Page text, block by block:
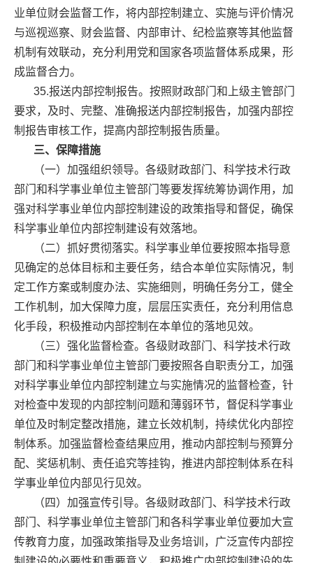
业单位财会监督工作，将内部控制建立、实施与评价情况
与巡视巡察、财会监督、内部审计、纪检监察等其他监督
机制有效联动，充分利用党和国家各项监督体系成果，形
成监督合力。
35.报送内部控制报告。按照财政部门和上级主管部门
要求，及时、完整、准确报送内部控制报告，加强内部控
制报告审核工作，提高内部控制报告质量。
三、保障措施
（一）加强组织领导。各级财政部门、科学技术行政
部门和科学事业单位主管部门等要发挥统筹协调作用，加
强对科学事业单位内部控制建设的政策指导和督促，确保
科学事业单位内部控制建设有效落地。
（二）抓好贯彻落实。科学事业单位要按照本指导意
见确定的总体目标和主要任务，结合本单位实际情况，制
定工作方案或制度办法、实施细则，明确任务分工，健全
工作机制，加大保障力度，层层压实责任，充分利用信息
化手段，积极推动内部控制在本单位的落地见效。
（三）强化监督检查。各级财政部门、科学技术行政
部门和科学事业单位主管部门要按照各自职责分工，加强
对科学事业单位内部控制建立与实施情况的监督检查，针
对检查中发现的内部控制问题和薄弱环节，督促科学事业
单位及时制定整改措施，建立长效机制，持续优化内部控
制体系。加强监督检查结果应用，推动内部控制与预算分
配、奖惩机制、责任追究等挂钩，推进内部控制体系在科
学事业单位内部见行见效。
（四）加强宣传引导。各级财政部门、科学技术行政
部门、科学事业单位主管部门和各科学事业单位要加大宣
传教育力度，加强政策指导及业务培训，广泛宣传内部控